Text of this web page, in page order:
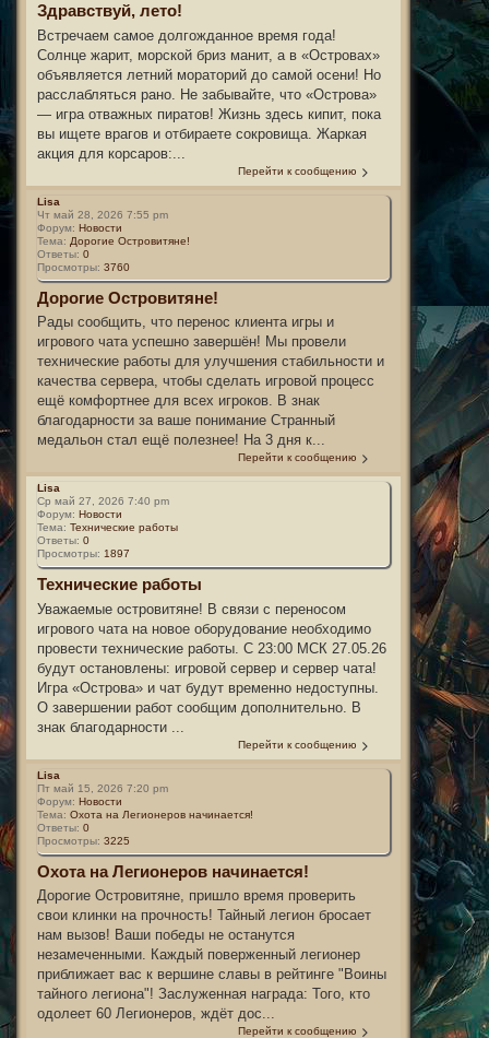
Здравствуй, лето!
Встречаем самое долгожданное время года!
Солнце жарит, морской бриз манит, а в «Островах»
объявляется летний мораторий до самой осени! Но
расслабляться рано. Не забывайте, что «Острова»
— игра отважных пиратов! Жизнь здесь кипит, пока
вы ищете врагов и отбираете сокровища. Жаркая
акция для корсаров:...
Перейти к сообщению
Lisa
Чт май 28, 2026 7:55 pm
Форум: Новости
Тема: Дорогие Островитяне!
Ответы: 0
Просмотры: 3760
Дорогие Островитяне!
Рады сообщить, что перенос клиента игры и
игрового чата успешно завершён! Мы провели
технические работы для улучшения стабильности и
качества сервера, чтобы сделать игровой процесс
ещё комфортнее для всех игроков. В знак
благодарности за ваше понимание Странный
медальон стал ещё полезнее! На 3 дня к...
Перейти к сообщению
Lisa
Ср май 27, 2026 7:40 pm
Форум: Новости
Тема: Технические работы
Ответы: 0
Просмотры: 1897
Технические работы
Уважаемые островитяне! В связи с переносом
игрового чата на новое оборудование необходимо
провести технические работы. С 23:00 МСК 27.05.26
будут остановлены: игровой сервер и сервер чата!
Игра «Острова» и чат будут временно недоступны.
О завершении работ сообщим дополнительно. В
знак благодарности ...
Перейти к сообщению
Lisa
Пт май 15, 2026 7:20 pm
Форум: Новости
Тема: Охота на Легионеров начинается!
Ответы: 0
Просмотры: 3225
Охота на Легионеров начинается!
Дорогие Островитяне, пришло время проверить
свои клинки на прочность! Тайный легион бросает
нам вызов! Ваши победы не останутся
незамеченными. Каждый поверженный легионер
приближает вас к вершине славы в рейтинге "Воины
тайного легиона"! Заслуженная награда: Того, кто
одолеет 60 Легионеров, ждёт дос...
Перейти к сообщению